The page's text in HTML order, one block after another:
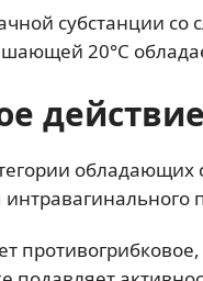
субстанции
20°С
действие